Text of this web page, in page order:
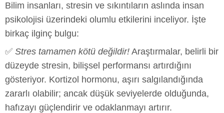
Bilim insanları, stresin ve sıkıntıların aslında insan
psikolojisi üzerindeki olumlu etkilerini inceliyor. İşte
birkaç ilginç bulgu:
✅ Stres tamamen kötü değildir! Araştırmalar, belirli bir
düzeyde stresin, bilişsel performansı artırdığını
gösteriyor. Kortizol hormonu, aşırı salgılandığında
zararlı olabilir; ancak düşük seviyelerde olduğunda,
hafızayı güçlendirir ve odaklanmayı artırır.